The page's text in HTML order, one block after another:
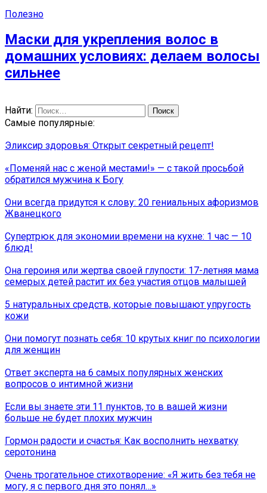
Полезно
Маски для укрепления волос в
домашних условиях: делаем волосы
сильнее
Найти:
Самые популярные:
Эликсир здоровья: Открыт секретный рецепт!
«Поменяй нас с женой местами!» — с такой просьбой
обратился мужчина к Богу
Они всегда придутся к слову: 20 гениальных афоризмов
Жванецкого
Супертрюк для экономии времени на кухне: 1 час — 10
блюд!
Она героиня или жертва своей глупости: 17-летняя мама
семерых детей растит их без участия отцов малышей
5 натуральных средств, которые повышают упругость
кожи
Они помогут познать себя: 10 крутых книг по психологии
для женщин
Ответ эксперта на 6 самых популярных женских
вопросов о интимной жизни
Если вы знаете эти 11 пунктов, то в вашей жизни
больше не будет плохих мужчин
Гормон радости и счастья: Как восполнить нехватку
серотонина
Очень трогательное стихотворение: «Я жить без тебя не
могу, я с первого дня это понял…»